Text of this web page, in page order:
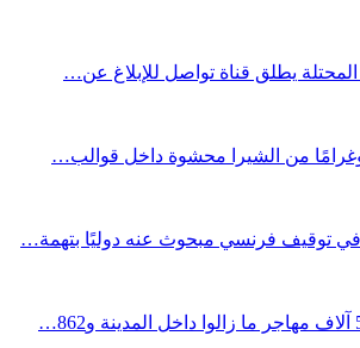
يطلق قناة تواصل للإبلاغ عن…
في توقيف فرنسي مبحوث عنه دوليًا بتهمة…